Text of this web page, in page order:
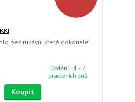
bez rukávů, které dokonale
Dodání : 4 - 7
pracovních dnů
Koupit